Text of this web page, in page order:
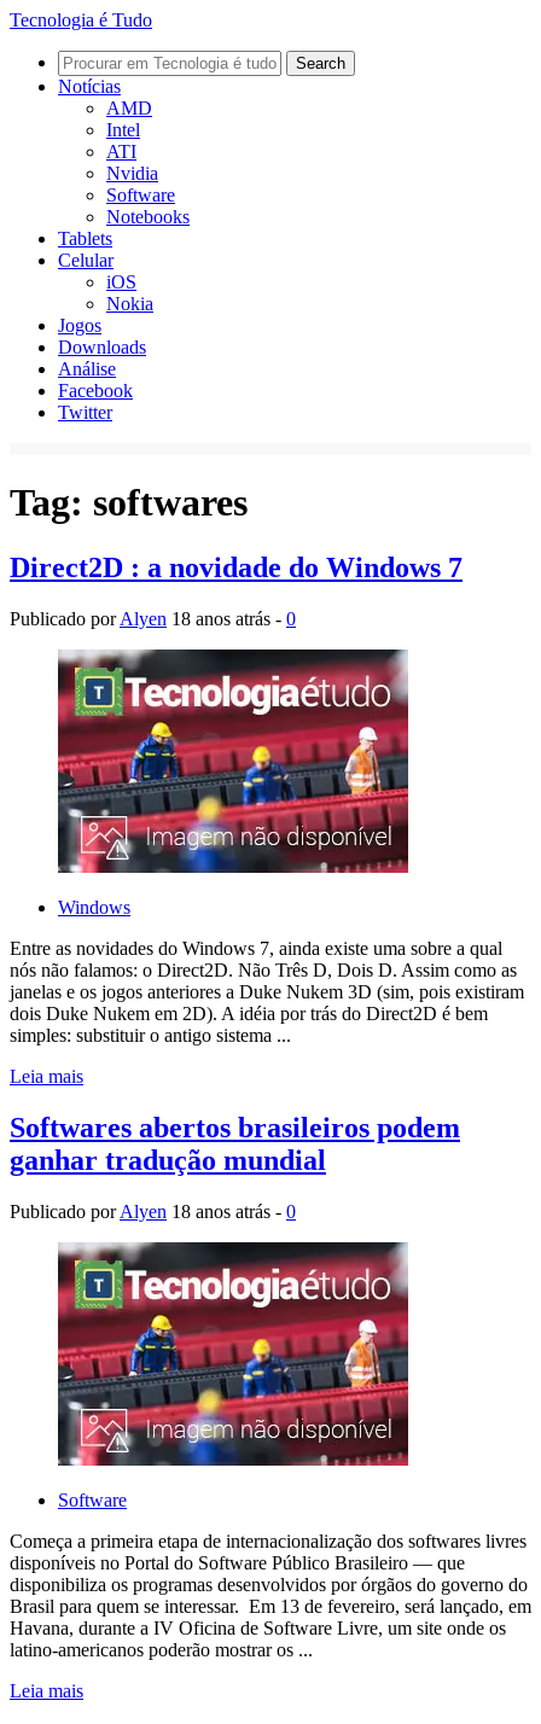
Tecnologia é Tudo
Notícias
AMD
Intel
ATI
Nvidia
Software
Notebooks
Tablets
Celular
iOS
Nokia
Jogos
Downloads
Análise
Facebook
Twitter
Tag: softwares
Direct2D : a novidade do Windows 7
Publicado porAlyen 18 anos atrás - 0
Windows
Entre as novidades do Windows 7, ainda existe uma sobre a qual
nós não falamos: o Direct2D. Não Três D, Dois D. Assim como as
janelas e os jogos anteriores a Duke Nukem 3D (sim, pois existiram
dois Duke Nukem em 2D). A idéia por trás do Direct2D é bem
simples: substituir o antigo sistema ...
Leia mais
Softwares abertos brasileiros podem
ganhar tradução mundial
Publicado porAlyen 18 anos atrás - 0
Software
Começa a primeira etapa de internacionalização dos softwares livres
disponíveis no Portal do Software Público Brasileiro — que
disponibiliza os programas desenvolvidos por órgãos do governo do
Brasil para quem se interessar. Em 13 de fevereiro, será lançado, em
Havana, durante a IV Oficina de Software Livre, um site onde os
latino-americanos poderão mostrar os ...
Leia mais